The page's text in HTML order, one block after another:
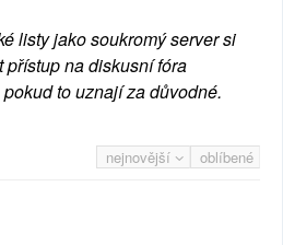
listy jako soukromý server si
na diskusní fóra
to uznají za důvodné.
nejnovější oblíbené